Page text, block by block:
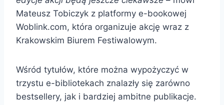
Mateusz Tobiczyk z platformy e-bookowej
Woblink.com, która organizuje akcję wraz z
Krakowskim Biurem Festiwalowym.
Wśród tytułów, które można wypożyczyć w
trzystu e-bibliotekach znalazły się zarówno
bestsellery, jak i bardziej ambitne publikacje.